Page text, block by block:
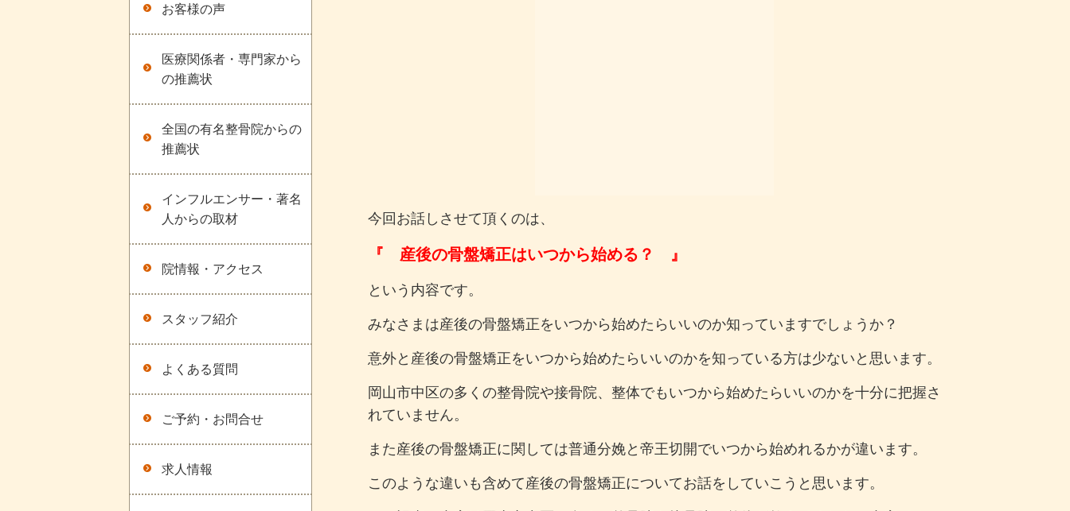
今回お話しさせて頂くのは、
『 産後の骨盤矯正はいつから始める？ 』
という内容です。
みなさまは産後の骨盤矯正をいつから始めたらいいのか知っていますでしょうか？
意外と産後の骨盤矯正をいつから始めたらいいのかを知っている方は少ないと思います。
岡山市中区の多くの整骨院や接骨院、整体でもいつから始めたらいいのかを十分に把握さ
れていません。
また産後の骨盤矯正に関しては普通分娩と帝王切開でいつから始めれるかが違います。
このような違いも含めて産後の骨盤矯正についてお話をしていこうと思います。
お客様の声
医療関係者・専門家から
の推薦状
全国の有名整骨院からの
推薦状
インフルエンサー・著名
人からの取材
院情報・アクセス
スタッフ紹介
よくある質問
ご予約・お問合せ
求人情報